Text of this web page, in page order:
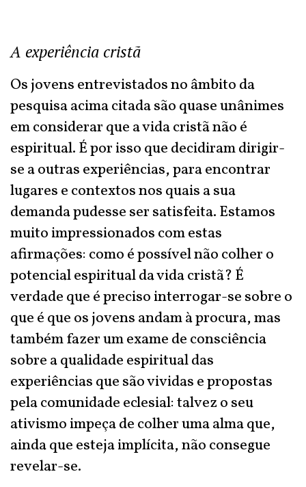
A experiência cristã
Os jovens entrevistados no âmbito da
pesquisa acima citada são quase unânimes
em considerar que a vida cristã não é
espiritual. É por isso que decidiram dirigir-
se a outras experiências, para encontrar
lugares e contextos nos quais a sua
demanda pudesse ser satisfeita. Estamos
muito impressionados com estas
afirmações: como é possível não colher o
potencial espiritual da vida cristã? É
verdade que é preciso interrogar-se sobre o
que é que os jovens andam à procura, mas
também fazer um exame de consciência
sobre a qualidade espiritual das
experiências que são vividas e propostas
pela comunidade eclesial: talvez o seu
ativismo impeça de colher uma alma que,
ainda que esteja implícita, não consegue
revelar-se.